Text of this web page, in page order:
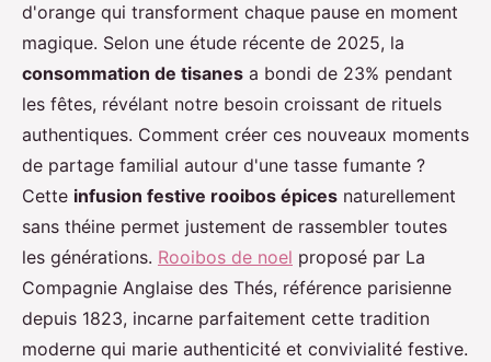
d'orange qui transforment chaque pause en moment
magique. Selon une étude récente de 2025, la
consommation de tisanes a bondi de 23% pendant
les fêtes, révélant notre besoin croissant de rituels
authentiques. Comment créer ces nouveaux moments
de partage familial autour d'une tasse fumante ?
Cette infusion festive rooibos épices naturellement
sans théine permet justement de rassembler toutes
les générations. Rooibos de noel proposé par La
Compagnie Anglaise des Thés, référence parisienne
depuis 1823, incarne parfaitement cette tradition
moderne qui marie authenticité et convivialité festive.